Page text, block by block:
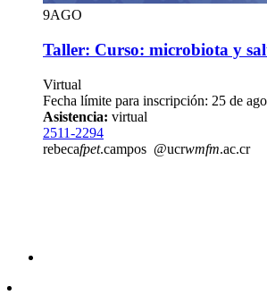
9AGO
Taller: Curso: microbiota y
Virtual
Fecha límite para inscripción: 25 de
Asistencia: virtual
2511-2294
rebecafpet.campos @ucrwmfm.ac.cr